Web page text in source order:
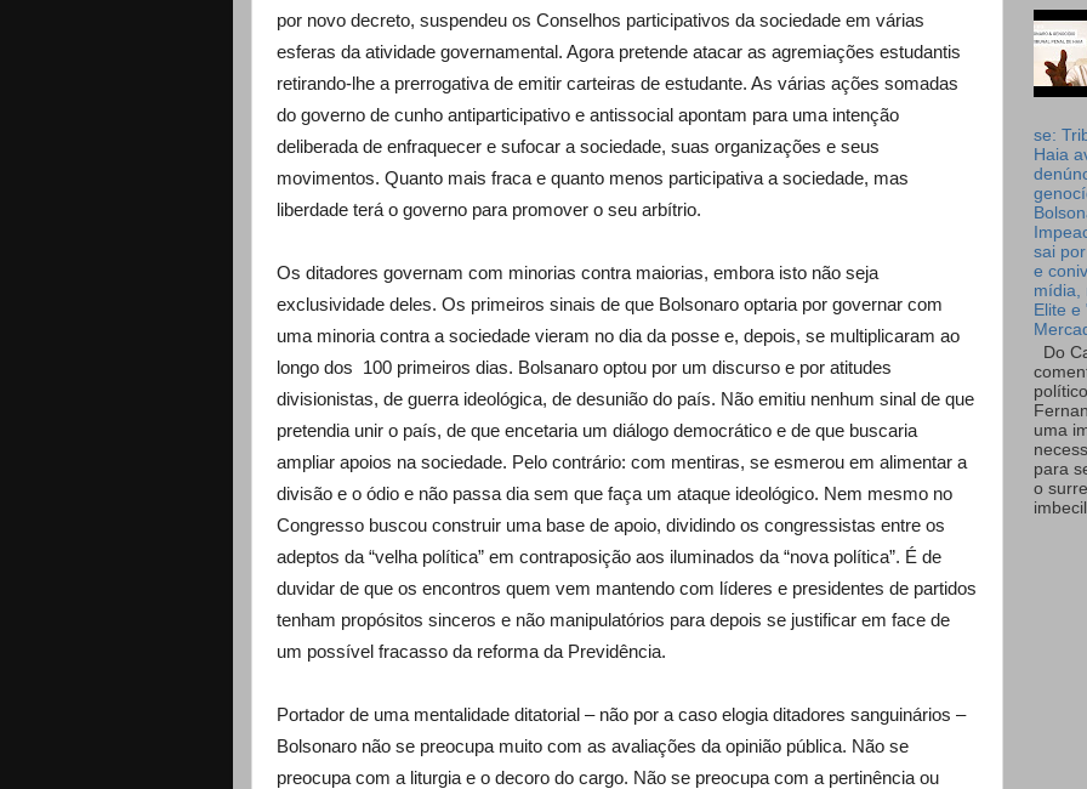
por novo decreto, suspendeu os Conselhos participativos da sociedade em várias
esferas da atividade governamental. Agora pretende atacar as agremiações estudantis
retirando-lhe a prerrogativa de emitir carteiras de estudante. As várias ações somadas
do governo de cunho antiparticipativo e antissocial apontam para uma intenção
deliberada de enfraquecer e sufocar a sociedade, suas organizações e seus
movimentos. Quanto mais fraca e quanto menos participativa a sociedade, mas
liberdade terá o governo para promover o seu arbítrio.
Os ditadores governam com minorias contra maiorias, embora isto não seja
exclusividade deles. Os primeiros sinais de que Bolsonaro optaria por governar com
uma minoria contra a sociedade vieram no dia da posse e, depois, se multiplicaram ao
longo dos 100 primeiros dias. Bolsanaro optou por um discurso e por atitudes
divisionistas, de guerra ideológica, de desunião do país. Não emitiu nenhum sinal de que
pretendia unir o país, de que encetaria um diálogo democrático e de que buscaria
ampliar apoios na sociedade. Pelo contrário: com mentiras, se esmerou em alimentar a
divisão e o ódio e não passa dia sem que faça um ataque ideológico. Nem mesmo no
Congresso buscou construir uma base de apoio, dividindo os congressistas entre os
adeptos da “velha política” em contraposição aos iluminados da “nova política”. É de
duvidar de que os encontros quem vem mantendo com líderes e presidentes de partidos
tenham propósitos sinceros e não manipulatórios para depois se justificar em face de
um possível fracasso da reforma da Previdência.
Portador de uma mentalidade ditatorial – não por a caso elogia ditadores sanguinários –
Bolsonaro não se preocupa muito com as avaliações da opinião pública. Não se
preocupa com a liturgia e o decoro do cargo. Não se preocupa com a pertinência ou
se:
Haia
sai
e
mídia,
Elite e
Do
uma
para
o